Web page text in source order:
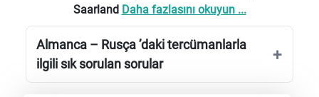
Saarland Daha fazlasını okuyun ...
Almanca – Rusça ’daki tercümanlarla
ilgili sık sorulan sorular